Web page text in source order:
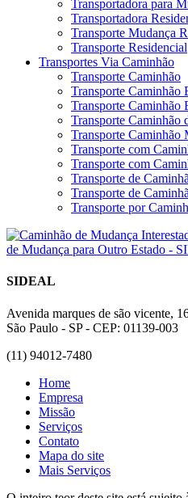
Transportadora para
Transportadora
Transporte Mudança
Transporte Residencial
Transportes Via Caminhão
Transporte Caminhão
Transporte Caminhão
Transporte Caminhão
Transporte Caminhão
Transporte Caminhão
Transporte com
Transporte com
Transporte de
Transporte de
Transporte por
SIDEAL
Avenida marques de são vicente,
São Paulo - SP - CEP: 01139-003
(11) 94012-7480
Home
Empresa
Missão
Serviços
Contato
Mapa do site
Mais Serviços